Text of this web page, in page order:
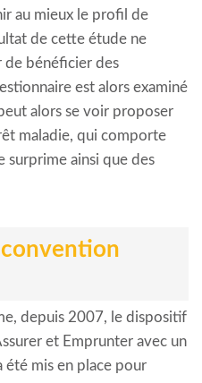
au mieux le profil de
de cette étude ne
de bénéficier des
est alors examiné
alors se voir proposer
maladie, qui comporte
surprime ainsi que des
convention
depuis 2007, le dispositif
et Emprunter avec un
été mis en place pour